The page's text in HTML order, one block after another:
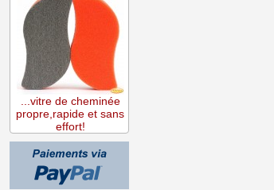
...vitre de cheminée
propre,rapide et sans
effort!